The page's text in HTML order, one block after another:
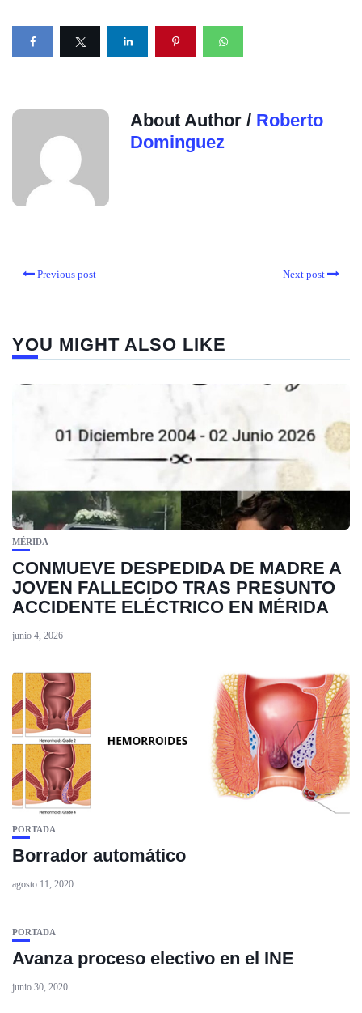
About Author / Roberto
Dominguez
Previous post Next post
YOU MIGHT ALSO LIKE
MÉRIDA
CONMUEVE DESPEDIDA DE MADRE A
JOVEN FALLECIDO TRAS PRESUNTO
ACCIDENTE ELÉCTRICO EN MÉRIDA
junio 4, 2026
PORTADA
Borrador automático
agosto 11, 2020
PORTADA
Avanza proceso electivo en el INE
junio 30, 2020